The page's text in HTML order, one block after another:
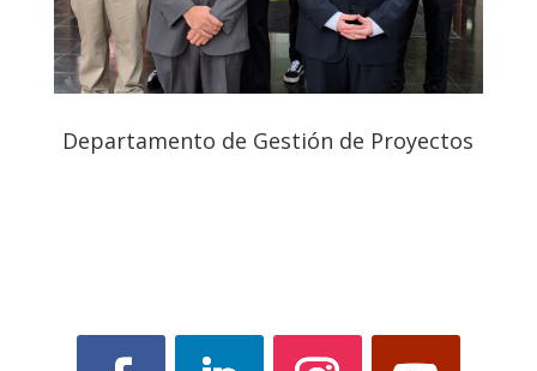
Departamento de Gestión de Proyectos